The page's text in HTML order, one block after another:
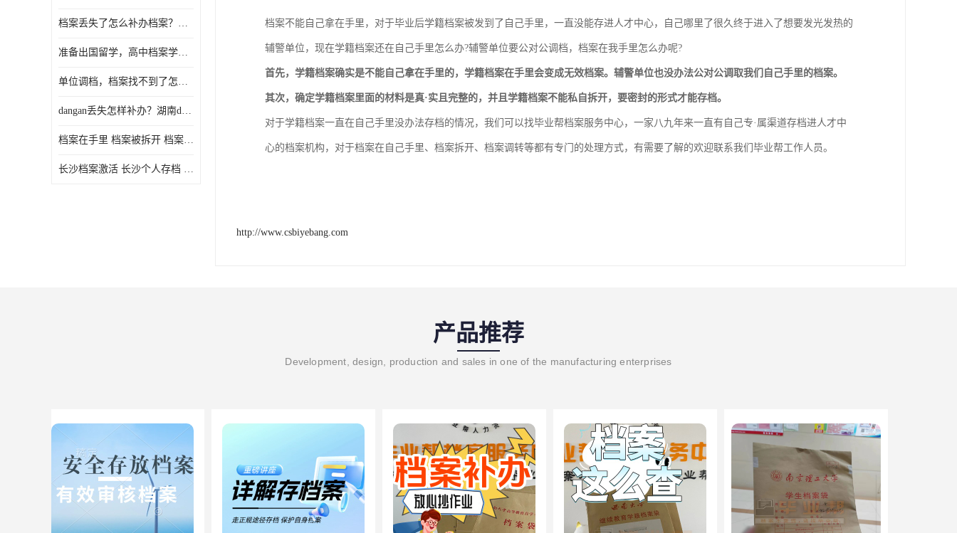
档案丢失了怎么补办档案？湖南档案补办 档案补办方法
准备出国留学，高中档案学校发给我了怎么办？
单位调档，档案找不到了怎么办？
dangan丢失怎样补办？湖南dangan丢失补办流程介绍！
档案在手里 档案被拆开 档案补办 档案问题一站式服务
长沙档案激活 长沙个人存档 长沙档案存档
档案不能自己拿在手里，对于毕业后学籍档案被发到了自己手里，一直没能存进人才中心，自己哪里了很久终于进入了想要发光发热的
辅警单位，现在学籍档案还在自己手里怎么办?辅警单位要公对公调档，档案在我手里怎么办呢?
首先，学籍档案确实是不能自己拿在手里的，学籍档案在手里会变成无效档案。辅警单位也没办法公对公调取我们自己手里的档案。
其次，确定学籍档案里面的材料是真·实且完整的，并且学籍档案不能私自拆开，要密封的形式才能存档。
对于学籍档案一直在自己手里没办法存档的情况，我们可以找毕业帮档案服务中心，一家八九年来一直有自己专·属渠道存档进人才中
心的档案机构，对于档案在自己手里、档案拆开、档案调转等都有专门的处理方式，有需要了解的欢迎联系我们毕业帮工作人员。
http://www.csbiyebang.com
产品推荐
Development, design, production and sales in one of the manufacturing enterprises